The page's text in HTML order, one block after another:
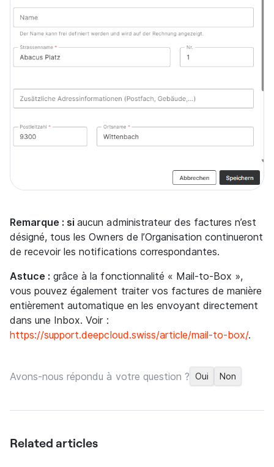
Remarque : siaucun administrateur des factures n’est
désigné, tous les Owners de l’Organisation continueront
de recevoir les notifications correspondantes.
Astuce : grâce à la fonctionnalité « Mail-to-Box »,
vous pouvez également traiter vos factures de manière
entièrement automatique en les envoyant directement
dans une Inbox. Voir :
https://support.deepcloud.swiss/article/mail-to-box/.
Avons-nous répondu à votre question ? Oui Non
Related articles